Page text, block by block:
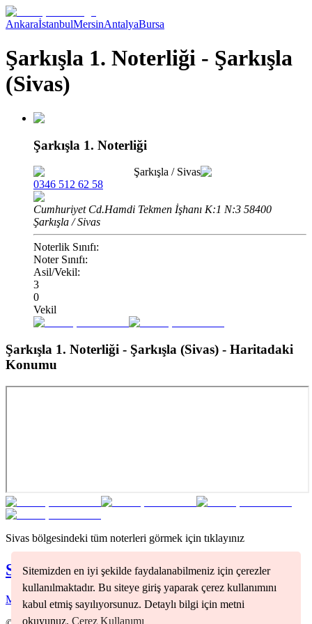
Sitemizden en iyi şekilde faydalanabilmeniz için çerezler
kullanılmaktadır. Bu siteye giriş yaparak çerez kullanımını
kabul etmiş sayılıyorsunuz. Detaylı bilgi için metni
okuyunuz. Çerez Kullanımı
AnkaraİstanbulMersinAntalyaBursa
Şarkışla 1. Noterliği - Şarkışla
(Sivas)
Şarkışla 1. Noterliği
Şarkışla / Sivas
0346 512 62 58
Cumhuriyet Cd.Hamdi Tekmen İşhanı K:1 N:3 58400
Şarkışla / Sivas
Noterlik Sınıfı:
Noter Sınıfı:
Asil/Vekil:
3
0
Vekil
Şarkışla 1. Noterliği - Şarkışla (Sivas) - Haritadaki
Konumu
Sivas bölgesindeki tüm noterleri görmek için tıklayınız
SivasNoterleri
Merkez (1